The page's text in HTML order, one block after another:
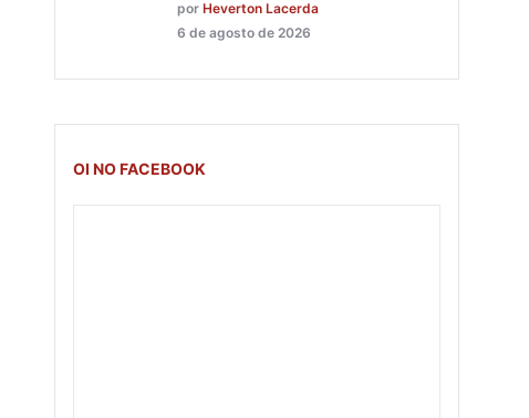
por Heverton Lacerda
6 de agosto de 2026
OI NO FACEBOOK